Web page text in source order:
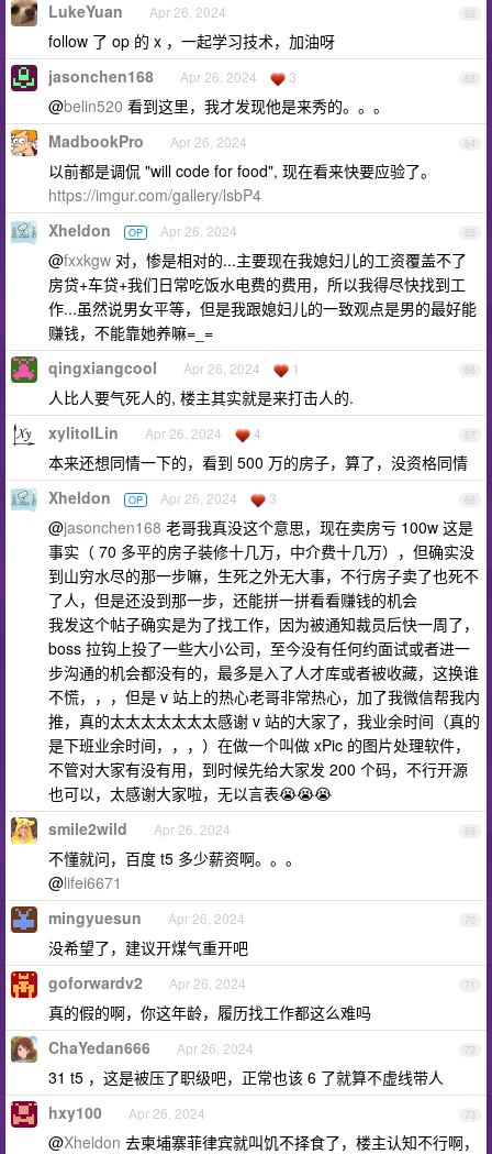
62
LukeYuan Apr 26, 2024
follow 了 op 的 x ，一起学习技术，加油呀
63
jasonchen168 Apr 26, 2024 3
@belin520 看到这里，我才发现他是来秀的。。。
64
MadbookPro Apr 26, 2024
以前都是调侃 "will code for food", 现在看来快要应验了。
https://imgur.com/gallery/lsbP4
65
Xheldon OP Apr 26, 2024
@fxxkgw 对，惨是相对的...主要现在我媳妇儿的工资覆盖不了
房贷+车贷+我们日常吃饭水电费的费用，所以我得尽快找到工
作...虽然说男女平等，但是我跟媳妇儿的一致观点是男的最好能
赚钱，不能靠她养嘛=_=
66
qingxiangcool Apr 26, 2024 1
人比人要气死人的, 楼主其实就是来打击人的.
67
xylitolLin Apr 26, 2024 4
本来还想同情一下的，看到 500 万的房子，算了，没资格同情
68
Xheldon OP Apr 26, 2024 3
@jasonchen168 老哥我真没这个意思，现在卖房亏 100w 这是
事实（ 70 多平的房子装修十几万，中介费十几万），但确实没
到山穷水尽的那一步嘛，生死之外无大事，不行房子卖了也死不
了人，但是还没到那一步，还能拼一拼看看赚钱的机会
我发这个帖子确实是为了找工作，因为被通知裁员后快一周了，
boss 拉钩上投了一些大小公司，至今没有任何约面试或者进一
步沟通的机会都没有的，最多是入了人才库或者被收藏，这换谁
不慌，，，但是 v 站上的热心老哥非常热心，加了我微信帮我内
推，真的太太太太太太太感谢 v 站的大家了，我业余时间（真的
是下班业余时间，，，）在做一个叫做 xPic 的图片处理软件，
不管对大家有没有用，到时候先给大家发 200 个码，不行开源
也可以，太感谢大家啦，无以言表😭😭😭
69
smile2wild Apr 26, 2024
不懂就问，百度 t5 多少薪资啊。。。
@lifei6671
70
mingyuesun Apr 26, 2024
没希望了，建议开煤气重开吧
71
goforwardv2 Apr 26, 2024
真的假的啊，你这年龄，履历找工作都这么难吗
72
ChaYedan666 Apr 26, 2024
31 t5 ，这是被压了职级吧，正常也该 6 了就算不虚线带人
73
hxy100 Apr 26, 2024
@Xheldon 去柬埔寨菲律宾就叫饥不择食了，楼主认知不行啊，